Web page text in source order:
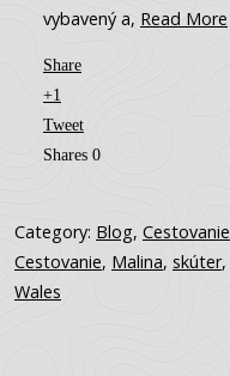
vybavený a, Read More
Share
+1
Tweet
Shares 0
Category: Blog, Cestovanie
Cestovanie, Malina, skúter,
Wales